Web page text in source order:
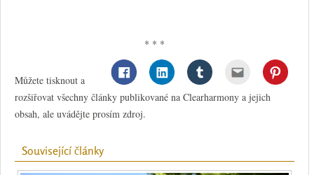
* * *
Můžete tisknout a
rozšiřovat všechny články publikované na Clearharmony a jejich
obsah, ale uvádějte prosím zdroj.
Související články